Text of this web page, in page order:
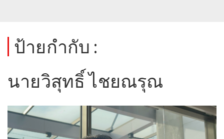
ป้ายกำกับ :
นายวิสุทธิ์ ไชยณรุณ